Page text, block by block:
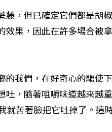
，但已確定它們都是胡
果，因此在許多場合被
我們，在好奇心的驅使
，隨著咀嚼味道越來越
就苦著臉把它吐掉了。這